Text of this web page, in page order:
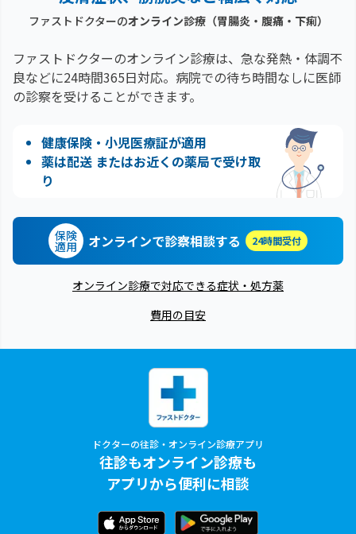
ファストドクターのオンライン診療（胃腸炎・腹痛・下痢）
ファストドクターのオンライン診療は、急な発熱・体調不
良などに24時間365日対応。 病院での待ち時間なしに医師
の診察を受けることができます。
健康保険・小児医療証が適用
薬は配送 またはお近くの薬局で受け取
り
保険
適用 オンラインで診察相談する 24時間受付
オンライン診療で対応できる症状・処方薬
費用の目安
ドクターの往診・オンライン診療アプリ
往診もオンライン診療も
アプリから便利に相談